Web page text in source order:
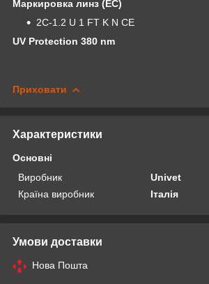
Маркировка линз (ЕС)
2C-1.2 U 1 FT K N CE
UV Protection 380 nm
Приховати
Характеристики
Основні
Виробник
Univet
Країна виробник
Італія
Умови доставки
Нова Пошта